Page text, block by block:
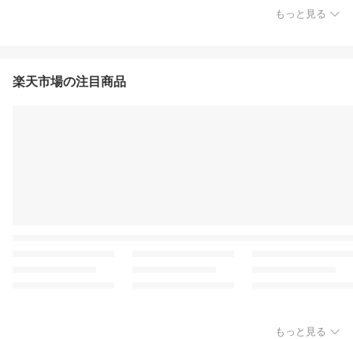
もっと見る
楽天市場の注目商品
もっと見る